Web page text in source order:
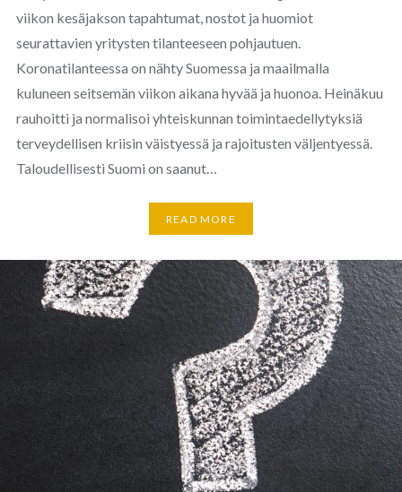
viikon kesäjakson tapahtumat, nostot ja huomiot
seurattavien yritysten tilanteeseen pohjautuen.
Koronatilanteessa on nähty Suomessa ja maailmalla
kuluneen seitsemän viikon aikana hyvää ja huonoa. Heinäkuu
rauhoitti ja normalisoi yhteiskunnan toimintaedellytyksiä
terveydellisen kriisin väistyessä ja rajoitusten väljentyessä.
Taloudellisesti Suomi on saanut…
READ MORE